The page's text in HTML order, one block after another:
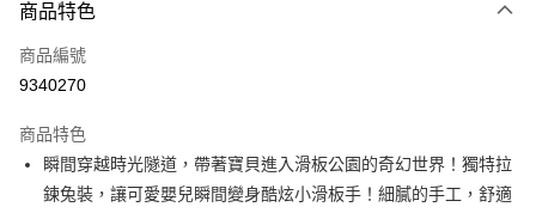
信用卡一次付款
LINE Pay
街口支付
悠遊付
商品特色
商品編號
9340270
商品特色
瞬間穿越時光隧道，帶著寶貝進入滑板公園的奇幻世界！獨特拉
鍊兔裝，讓可愛嬰兒瞬間變身酷炫小滑板手！細膩的手工，舒適